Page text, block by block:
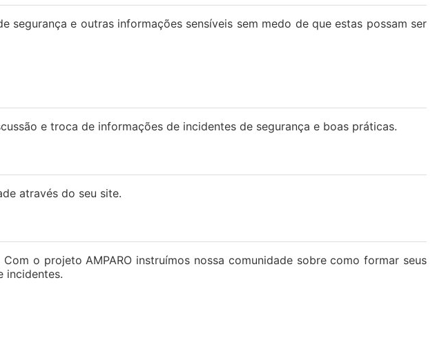
e outras informações sensíveis sem medo de que estas possam ser
e troca de informações de incidentes de segurança e boas práticas.
através do seu site.
o projeto AMPARO instruímos nossa comunidade sobre como formar seus
incidentes.